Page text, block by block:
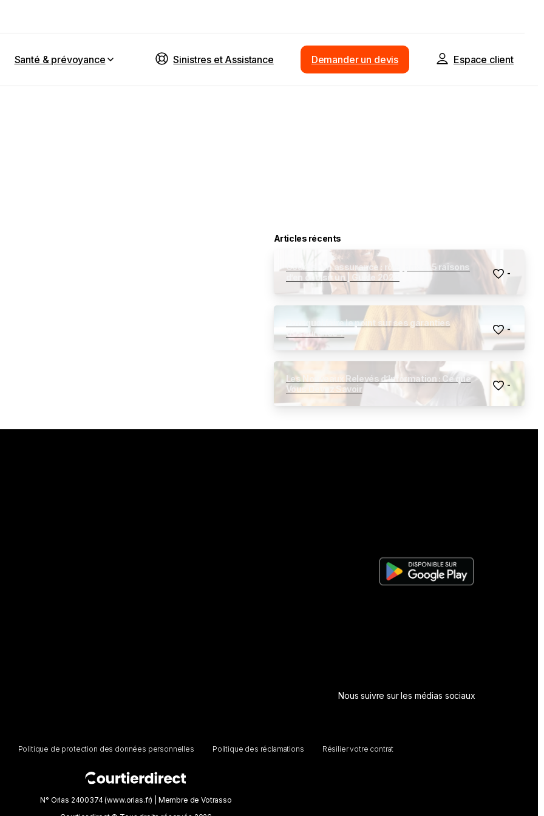
Santé & prévoyance Sinistres et Assistance Demander un devis Espace client
Articles récents
Courtier en assurance : rôle, prix et 5 raisons
d’en choisir un | Guide 2026
-
Pourquoi faire le point sur ses garanties
d’assurance ?
-
Les Nouveaux Relevés d’Information : Ce que
Vous Devez Savoir
-
Nous suivre sur les médias sociaux
Politique de protection des données personnelles Politique des réclamations Résilier votre contrat
N° Orias 2400374 (www.orias.fr) | Membre de Votrasso